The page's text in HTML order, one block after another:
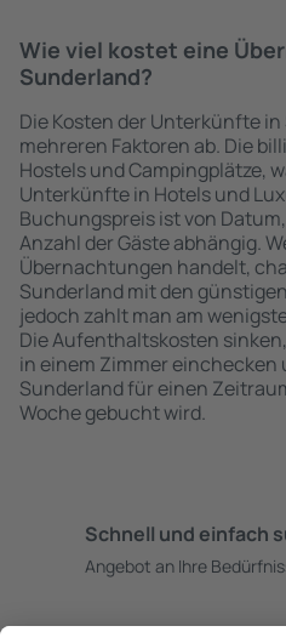
Wie viel kostet eine
Sunderland?
Die Kosten der Unterkünfte
mehreren Faktoren ab. Die
Hostels und Campingplätze,
Unterkünfte in Hotels und
Buchungspreis ist von
Anzahl der Gäste abhängig.
Übernachtungen handelt,
Sunderland mit den
jedoch zahlt man am
Die Aufenthaltskosten
in einem Zimmer
Sunderland für einen
Woche gebucht wird.
Schnell und einfach
Angebot an Ihre